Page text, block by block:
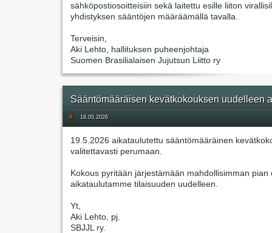
sähköpostiosoitteisiin sekä laitettu esille liiton
yhdistyksen sääntöjen määräämällä tavalla.
Terveisin,
Aki Lehto, hallituksen puheenjohtaja
Suomen Brasilialaisen Jujutsun Liitto ry
Sääntömääräisen kevätkokouksen uudelleen
# 18.05.2026
19.5.2026 aikataulutettu sääntömääräinen
valitettavasti perumaan.
Kokous pyritään järjestämään mahdollisimman pian
aikataulutamme tilaisuuden uudelleen.
Yt,
Aki Lehto, pj.
SBJJL ry.